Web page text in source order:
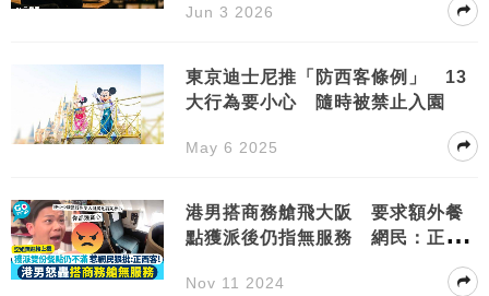
Jun 3 2026
東京迪士尼推「防西客條例」 13
大行為要小心 隨時被禁止入園
May 6 2025
港男搭商務艙飛大阪 要求額外餐
點獲派後仍指無服務 網民：正一
Nov 11 2024